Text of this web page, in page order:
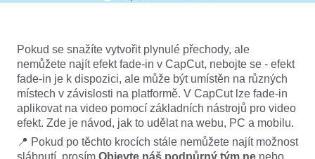
Vylepšení hlasu
Redukce šumu
Obrázek
Trendy na trhu
Nejžhavější výběr
Tipy na šablony a trendy
Více
Otevřít CapCut
Pokud se snažíte vytvořit plynulé přechody, ale
nemůžete najít efekt fade-in v CapCut, nebojte se - efekt
fade-in je k dispozici, ale může být umístěn na různých
místech v závislosti na platformě. V CapCut lze fade-in
aplikovat na video pomocí základních nástrojů pro video
efekt. Zde je návod, jak to udělat na webu, PC a mobilu.
📍 Pokud po těchto krocích stále nemůžete najít možnost
slábnutí, prosím Objevte náš podpůrný tým ne nebo